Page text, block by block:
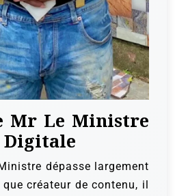
Mr Le Ministre
Digitale
dépasse largement
créateur de contenu, il